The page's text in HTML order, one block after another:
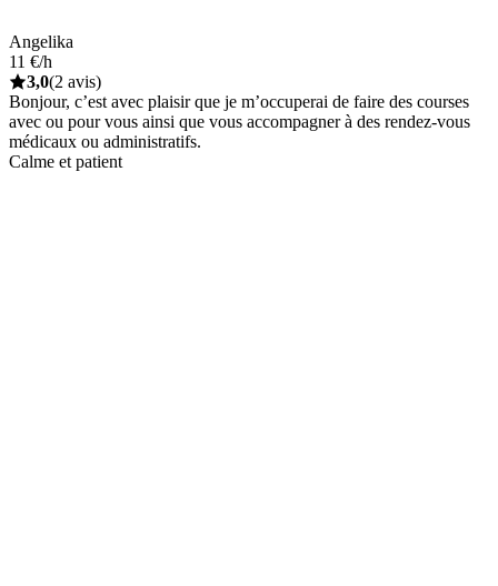
Angelika
11 €/h
3,0(2 avis)
Bonjour, c’est avec plaisir que je m’occuperai de faire des courses
avec ou pour vous ainsi que vous accompagner à des rendez-vous
médicaux ou administratifs.
Calme et patient